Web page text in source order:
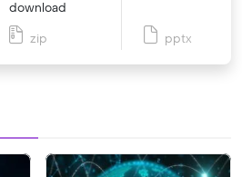
download
zip pptx